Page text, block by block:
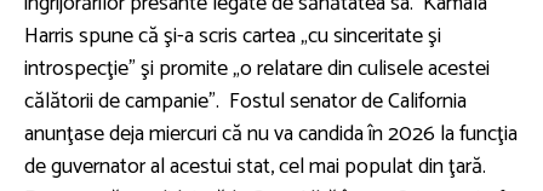
Harris spune că şi-a scris cartea „cu sinceritate şi
introspecţie” şi promite „o relatare din culisele acestei
călătorii de campanie”. Fostul senator de California
anunţase deja miercuri că nu va candida în 2026 la funcţia
de guvernator al acestui stat, cel mai populat din ţară.